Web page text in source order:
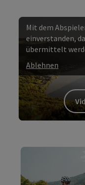
Mit dem
einverstanden,
übermittelt
Ablehnen